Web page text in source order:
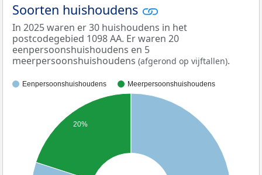
Soorten huishoudens
In 2025 waren er 30 huishoudens in het
postcodegebied 1098 AA. Er waren 20
eenpersoonshuishoudens en 5
meerpersoonshuishoudens (afgerond op vijftallen).
Eenpersoonshuishoudens Meerpersoonshuishoudens
20%